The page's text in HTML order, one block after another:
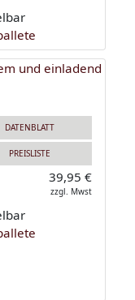
DATENBLATT
PREISLISTE
39,95 €
zzgl. Mwst